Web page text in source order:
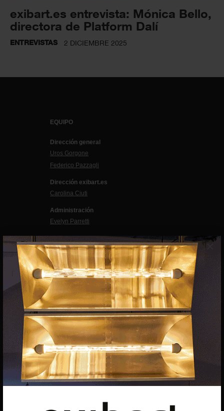
×
exibart.es entrevista: Mónica Bello,
directora de Platform Dalí
ENTREVISTAS 2 DICIEMBRE 2025
EQUIPO
Dirección general
Uros Gorgone
Federico Pazzagli
Dirección exibart.es
Carolina Ciuti
Administración
Evelyn Parretti
Marketing
Francesca Grismondi
Programación y diseño web
Giovanni Costante
Marcello Moi
EXIBART SPAIN, S.L.U.
AVINGUDA ROMA, 12
CIF: B06956841